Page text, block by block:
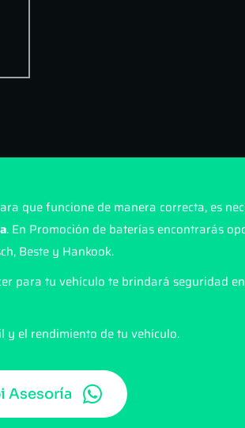
que funcione de manera correcta, es
. En Promoción de baterías encontrarás
Beste y Hankook.
para tu vehículo te brindará seguridad
el rendimiento de tu vehículo.
Asesoría